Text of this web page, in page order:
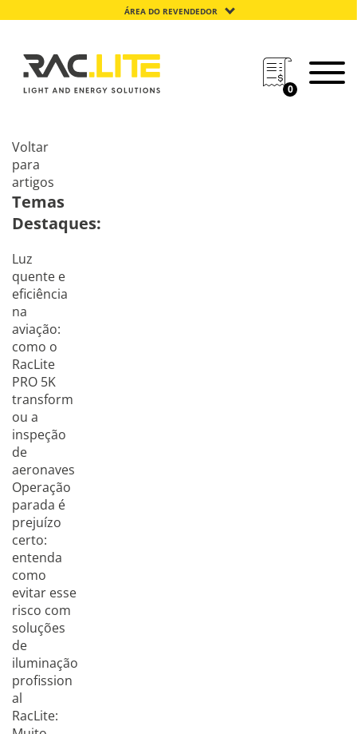
ÁREA DO REVENDEDOR
0
Voltar
para
artigos
Temas
Destaques:
Luz
quente e
eficiência
na
aviação:
como o
RacLite
PRO 5K
transform
ou a
inspeção
de
aeronaves
Operação
parada é
prejuízo
certo:
entenda
como
evitar esse
risco com
soluções
de
iluminação
profission
al
RacLite: